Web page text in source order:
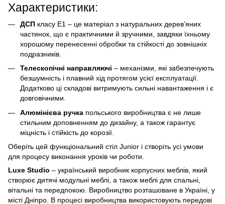
Характеристики:
ДСП класу Е1 – це матеріал з натуральних дерев’яних
частинок, що є практичними й зручними, завдяки їхньому
хорошому перенесенні обробки та стійкості до зовнішніх
подразників.
Телескопічні направляючі – механізми, які забезпечують
безшумність і плавний хід протягом усієї експлуатації.
Додатково ці складові витримують сильні навантаження і є
довговічними.
Алюмінієва ручка польського виробництва є не лише
стильним доповненням до дизайну, а також гарантує
міцність і стійкість до корозії.
Оберіть цей функціональний стіл Junior і створіть усі умови
для процесу виконання уроків чи роботи.
Luxe Studio – український виробник корпусних меблів, який
створює дитячі модульні меблі, а також меблі для спальні,
вітальні та передпокою. Виробництво розташоване в Україні, у
місті Дніпро. В процесі виробництва використовують передові